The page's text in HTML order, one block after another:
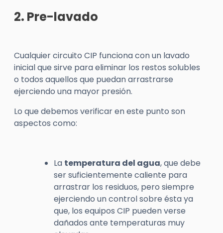
2. Pre-lavado
Cualquier circuito CIP funciona con un lavado
inicial que sirve para eliminar los restos solubles
o todos aquellos que puedan arrastrarse
ejerciendo una mayor presión.
Lo que debemos verificar en este punto son
aspectos como:
La temperatura del agua, que debe
ser suficientemente caliente para
arrastrar los residuos, pero siempre
ejerciendo un control sobre ésta ya
que, los equipos CIP pueden verse
dañados ante temperaturas muy